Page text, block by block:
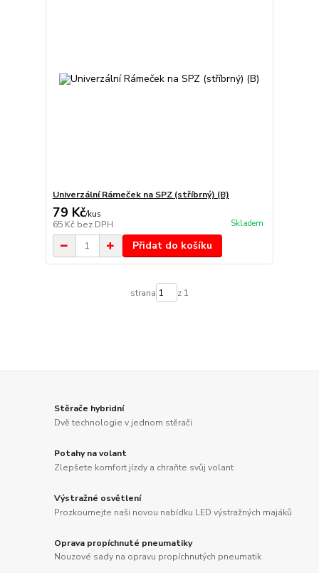
Univerzální Rámeček na SPZ (stříbrný) (B)
79 Kč/kus
65 Kč bez DPH Skladem
Přidat do košíku
strana z 1
Stěrače hybridní
Dvě technologie v jednom stěrači
Potahy na volant
Zlepšete komfort jízdy a chraňte svůj volant
Výstražné osvětlení
Prozkoumejte naši novou nabídku LED výstražných majáků
Oprava propíchnuté pneumatiky
Nouzové sady na opravu propíchnutých pneumatik